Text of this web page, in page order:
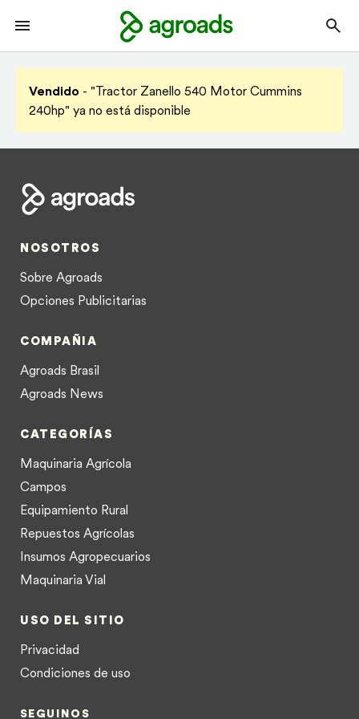
Vendido - "Tractor Zanello 540 Motor Cummins
240hp" ya no está disponible
NOSOTROS
Sobre Agroads
Opciones Publicitarias
COMPAÑIA
Agroads Brasil
Agroads News
CATEGORÍAS
Maquinaria Agrícola
Campos
Equipamiento Rural
Repuestos Agrícolas
Insumos Agropecuarios
Maquinaria Vial
USO DEL SITIO
Privacidad
Condiciones de uso
SEGUINOS